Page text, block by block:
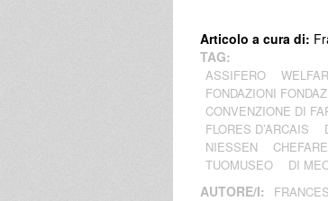
Articolo a cura di:
TAG:
ASSIFERO
FONDAZIONI
CONVENZIONE DI
FLORES D’ARCAIS
NIESSEN
CHEFARE
TUOMUSEO
DI
AUTORE/I: